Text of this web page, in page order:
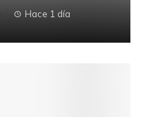
Hace 1 día